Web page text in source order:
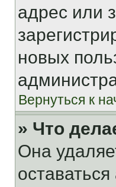
адрес или
новых
Вернуться к
» Что
Она